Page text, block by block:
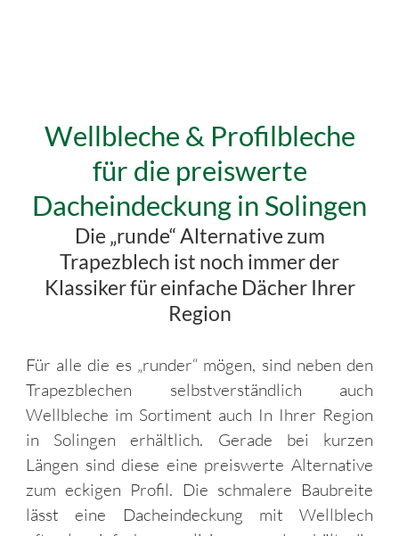
Wellbleche & Profilbleche
für die preiswerte
Dacheindeckung in Solingen
Die „runde“ Alternative zum
Trapezblech ist noch immer der
Klassiker für einfache Dächer Ihrer
Region
Für alle die es „runder“ mögen, sind neben den
Trapezblechen selbstverständlich auch
Wellbleche im Sortiment auch In Ihrer Region
in Solingen erhältlich. Gerade bei kurzen
Längen sind diese eine preiswerte Alternative
zum eckigen Profil. Die schmalere Baubreite
lässt eine Dacheindeckung mit Wellblech